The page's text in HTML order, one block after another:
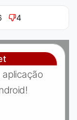
4
aplicação